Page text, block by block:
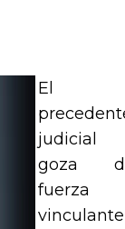
El
judicial
goza
fuerza
vinculante